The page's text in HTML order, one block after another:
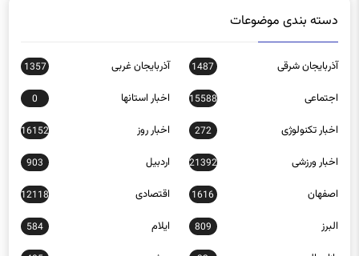
آذربایجان شرقی
اجتماعی 15588 اخبار استانها 0
اخبار تکنولوژی 272 اخبار روز 16152
اخبار ورزشی 21392 اردبیل 903
اصفهان 1616 اقتصادی 12118
البرز 809 ایلام 584
بازار مالی 32 بوشهر 485